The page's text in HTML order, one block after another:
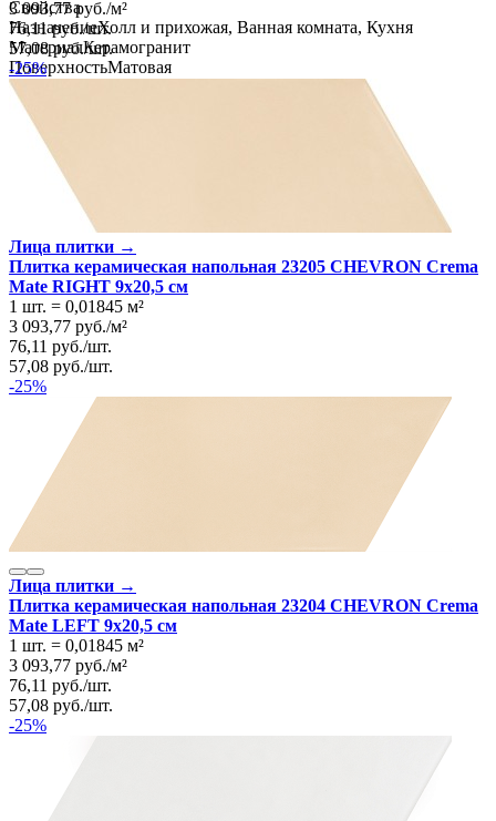
Свойства
НазначениеХолл и прихожая, Ванная комната, Кухня
МатериалКерамогранит
ПоверхностьМатовая
Цвет
Имитация поверхности
3 093,77 руб./м²
76,11 руб./шт.
57,08 руб./шт.
-25%
Лица плитки →
Плитка керамическая напольная 23205 CHEVRON Crema
Mate RIGHT 9х20,5 см
1 шт. = 0,01845 м²
3 093,77 руб./м²
76,11 руб./шт.
57,08 руб./шт.
-25%
Лица плитки →
Плитка керамическая напольная 23204 CHEVRON Crema
Mate LEFT 9х20,5 см
1 шт. = 0,01845 м²
3 093,77 руб./м²
76,11 руб./шт.
57,08 руб./шт.
-25%